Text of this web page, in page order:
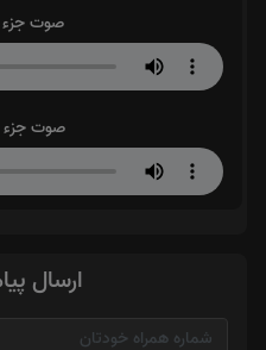
صوت جزء
صوت جزء
ارسال